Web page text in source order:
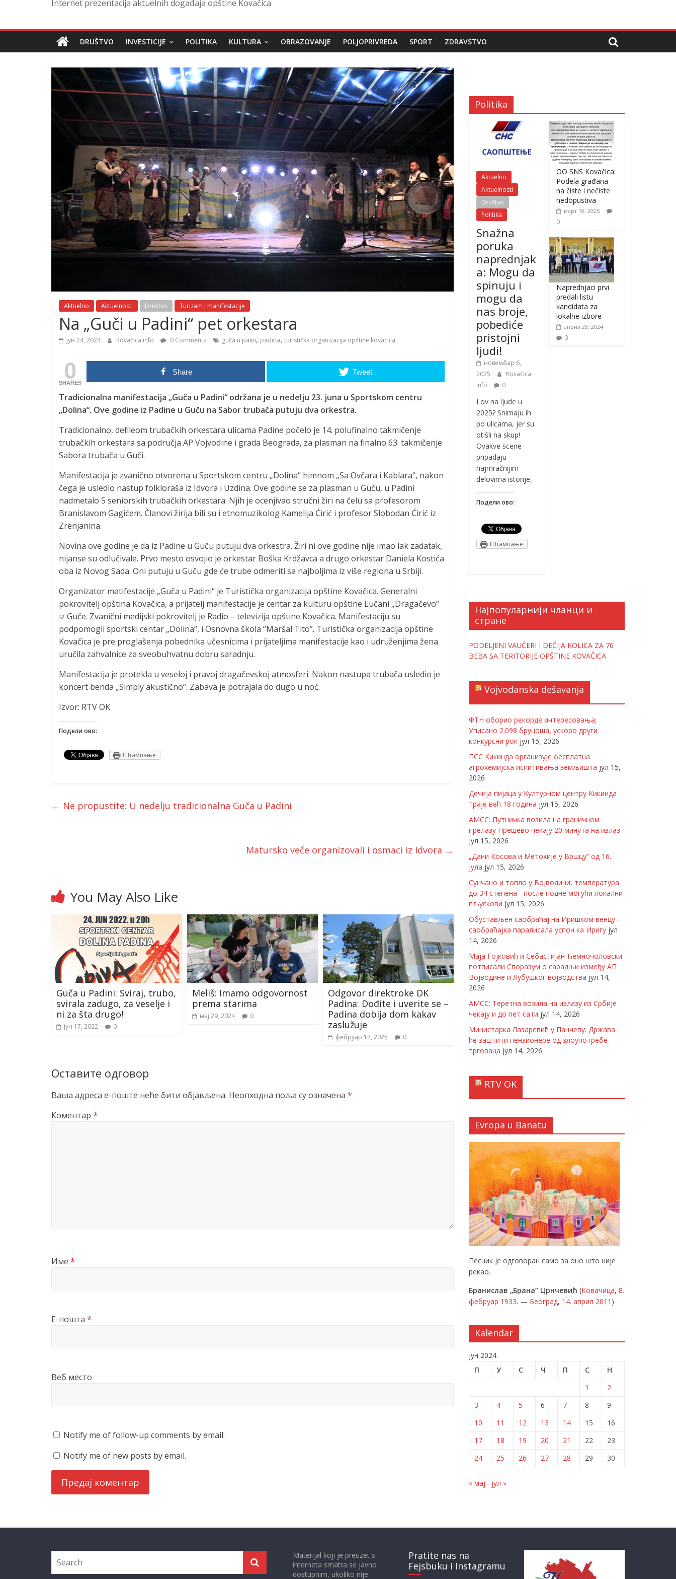
Internet prezentacija aktuelnih događaja opštine Kovačica
DRUŠTVO INVESTICIJE POLITIKA KULTURA OBRAZOVANJE POLJOPRIVREDA SPORT ZDRAVSTVO
Aktuelno Aktuelnosti Društvo Turizam i manifestacije
Na „Guči u Padini“ pet orkestara
јун 24, 2024 Kovačica info 0 Comments guča u paini, padina, turistička organizacija opštine kovacica
0
SHARES
Share Tweet
Tradicionalna manifestacija „Guča u Padini“ održana je u nedelju 23. juna u Sportskom centru
„Dolina“. Ove godine iz Padine u Guču na Sabor trubača putuju dva orkestra.
Tradicionalno, defileom trubačkih orkestara ulicama Padine počelo je 14. polufinalno takmičenje
trubačkih orkestara sa područja AP Vojvodine i grada Beograda, za plasman na finalno 63. takmičenje
Sabora trubača u Guči.
Manifestacija je zvanično otvorena u Sportskom centru „Dolina“ himnom „Sa Ovčara i Kablara“, nakon
čega je usledio nastup folkloraša iz Idvora i Uzdina. Ove godine se za plasman u Guču, u Padini
nadmetalo 5 seniorskih trubačkih orkestara. Njih je ocenjivao stručni žiri na čelu sa profesorom
Branislavom Gagićem. Članovi žirija bili su i etnomuzikolog Kamelija Ćirić i profesor Slobodan Ćirić iz
Zrenjanina.
Novina ove godine je da iz Padine u Guču putuju dva orkestra. Žiri ni ove godine nije imao lak zadatak,
nijanse su odlučivale. Prvo mesto osvojio je orkestar Boška Krdžavca a drugo orkestar Daniela Kostića
oba iz Novog Sada. Oni putuju u Guču gde će trube odmeriti sa najboljima iz više regiona u Srbiji.
Organizator matifestacije „Guča u Padini“ je Turistička organizacija opštine Kovačica. Generalni
pokrovitelj opština Kovačica, a prijatelj manifestacije je centar za kulturu opštine Lučani „Dragačevo“
iz Guče. Zvanični medijski pokrovitelj je Radio – televizija opštine Kovačica. Manifestaciju su
podpomogli sportski centar „Dolina“, i Osnovna škola “Maršal Tito”. Turistička organizacija opštine
Kovačica je pre proglašenja pobednika učesnicima i prijateljima manifestacije kao i udruženjima žena
uručila zahvalnice za sveobuhvatnu dobru saradnju.
Manifestacija je protekla u veseloj i pravoj dragačevskoj atmosferi. Nakon nastupa trubača usledio je
koncert benda „Simply akustično“. Zabava je potrajala do dugo u noć.
Izvor: RTV OK
Подели ово:
Штампање
← Ne propustite: U nedelju tradicionalna Guča u Padini
Matursko veče organizovali i osmaci iz Idvora →
You May Also Like
Guča u Padini: Sviraj, trubo,
svirala zadugo, za veselje i
ni za šta drugo!
јун 17, 2022 0
Meliš: Imamo odgovornost
prema starima
мај 29, 2024 0
Odgovor direktroke DK
Padina: Dođite i uverite se –
Padina dobija dom kakav
zaslužuje
фебруар 12, 2025 0
Оставите одговор
Ваша адреса е-поште неће бити објављена. Неопходна поља су означена *
Коментар *
Име *
Е-пошта *
Веб место
Notify me of follow-up comments by email.
Notify me of new posts by email.
Politika
Aktuelno
Aktuelnosti
Društvo
Politika
Snažna
poruka
naprednjak
a: Mogu da
spinuju i
mogu da
nas broje,
pobediće
pristojni
ljudi!
новембар 6,
2025
Kovačica
info
0
Lov na ljude u
2025? Snimaju ih
po ulicama, jer su
otišli na skup!
Ovakve scene
pripadaju
najmračnijim
delovima istorije,
Подели ово:
Штампање
OO SNS Kovačica:
Podela građana
na čiste i nečiste
nedopustiva
март 10, 2025
0
Naprednjaci prvi
predali listu
kandidata za
lokalne izbore
април 28, 2024
0
Најпопуларнији чланци и
стране
PODELJENI VAUČERI I DEČIJA KOLICA ZA 76
BEBA SA TERITORIJE OPŠTINE KOVAČICA
Vojvođanska dešavanja
ФТН оборио рекорде интересовања;
Уписано 2.098 бруцоша, ускоро други
конкурсни рок јул 15, 2026
ПСС Кикинда организује бесплатна
агрохемијска испитивања земљишта јул 15,
2026
Дечија пијаца у Културном центру Кикинда
траје већ 18 година јул 15, 2026
АМСС: Путничка возила на граничном
прелазу Прешево чекају 20 минута на излаз
јул 15, 2026
„Дани Косова и Метохије у Вршцу“ од 16.
јула јул 15, 2026
Сунчано и топло у Војводини, температура
до 34 степена - после подне могући локални
пљускови јул 15, 2026
Обустављен саобраћај на Иришком венцу -
саобраћајка паралисала успон ка Иригу јул
14, 2026
Маја Гојковић и Себастијан Ћемночоловски
потписали Споразум о сарадњи између АП
Војводине и Лубушког војводства јул 14,
2026
АМСС: Теретна возила на излазу из Србије
чекају и до пет сати јул 14, 2026
Министарка Лазаревић у Панчеву: Држава
ће заштити пензионере од злоупотребе
трговаца јул 14, 2026
RTV OK
Evropa u Banatu
Песник је одговоран само за оно што није
рекао.
Бранислав „Брана” Црнчевић (Ковачица, 8.
фебруар 1933. — Београд, 14. април 2011 )
Kalendar
јун 2024.
П
У С Ч П С
Н
1
2
3
4 5 6 7 8
9
10
11 12 13 14 15
16
17
18 19 20 21 22
23
24
25 26 27 28 29 30
« мај јул »
Materijal koji je preuzet s
interneta smatra se javno
dostupnim, ukoliko nije
Pratite nas na
Fejsbuku i Instagramu